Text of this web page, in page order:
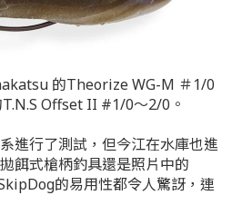
的Theorize WG-M ＃1/0
Offset II #1/0〜2/0。
進行了測試，但今江在水庫也進
拋餌式槍柄釣具還是照片中的
的易用性都令人驚訝，連